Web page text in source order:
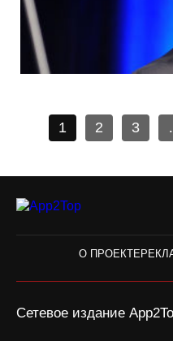
1 2 3
О ПРОЕКТЕ
Сетевое издание